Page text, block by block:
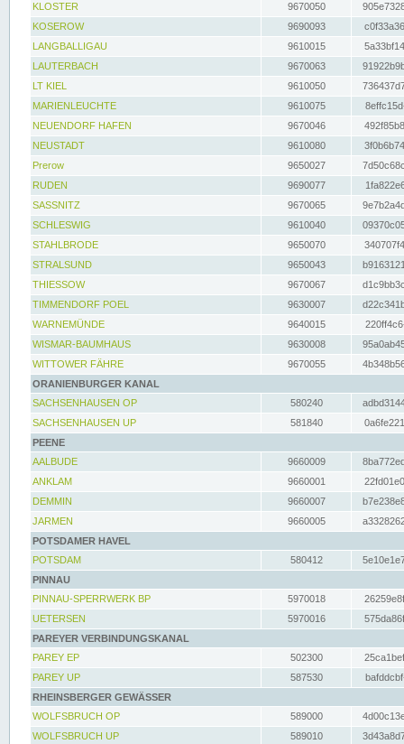
KLOSTER
9670050
KOSEROW
9690093
LANGBALLIGAU
9610015
LAUTERBACH
9670063
LT KIEL
9610050
MARIENLEUCHTE
9610075
NEUENDORF HAFEN
9670046
NEUSTADT
9610080
Prerow
9650027
RUDEN
9690077
SASSNITZ
9670065
SCHLESWIG
9610040
STAHLBRODE
9650070
STRALSUND
9650043
THIESSOW
9670067
TIMMENDORF POEL
9630007
WARNEMÜNDE
9640015
WISMAR-BAUMHAUS
9630008
WITTOWER FÄHRE
9670055
ORANIENBURGER KANAL
SACHSENHAUSEN OP
580240
SACHSENHAUSEN UP
581840
PEENE
AALBUDE
9660009
ANKLAM
9660001
DEMMIN
9660007
JARMEN
9660005
POTSDAMER HAVEL
POTSDAM
580412
PINNAU
PINNAU-SPERRWERK BP
5970018
UETERSEN
5970016
PAREYER VERBINDUNGSKANAL
PAREY EP
502300
PAREY UP
587530
RHEINSBERGER GEWÄSSER
WOLFSBRUCH OP
589000
WOLFSBRUCH UP
589010